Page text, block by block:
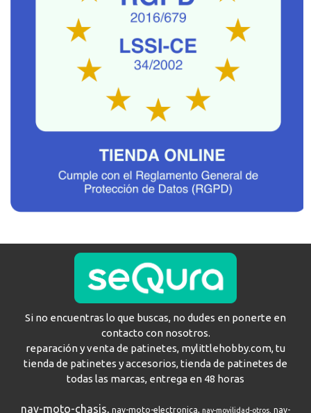
Si no encuentras lo que buscas, no dudes en ponerte en
contacto con nosotros.
reparación y venta de patinetes, mylittlehobby.com, tu
tienda de patinetes y accesorios, tienda de patinetes de
todas las marcas, entrega en 48 horas
nav-moto-chasis nav-moto-electronica nav-movilidad-otros nav-